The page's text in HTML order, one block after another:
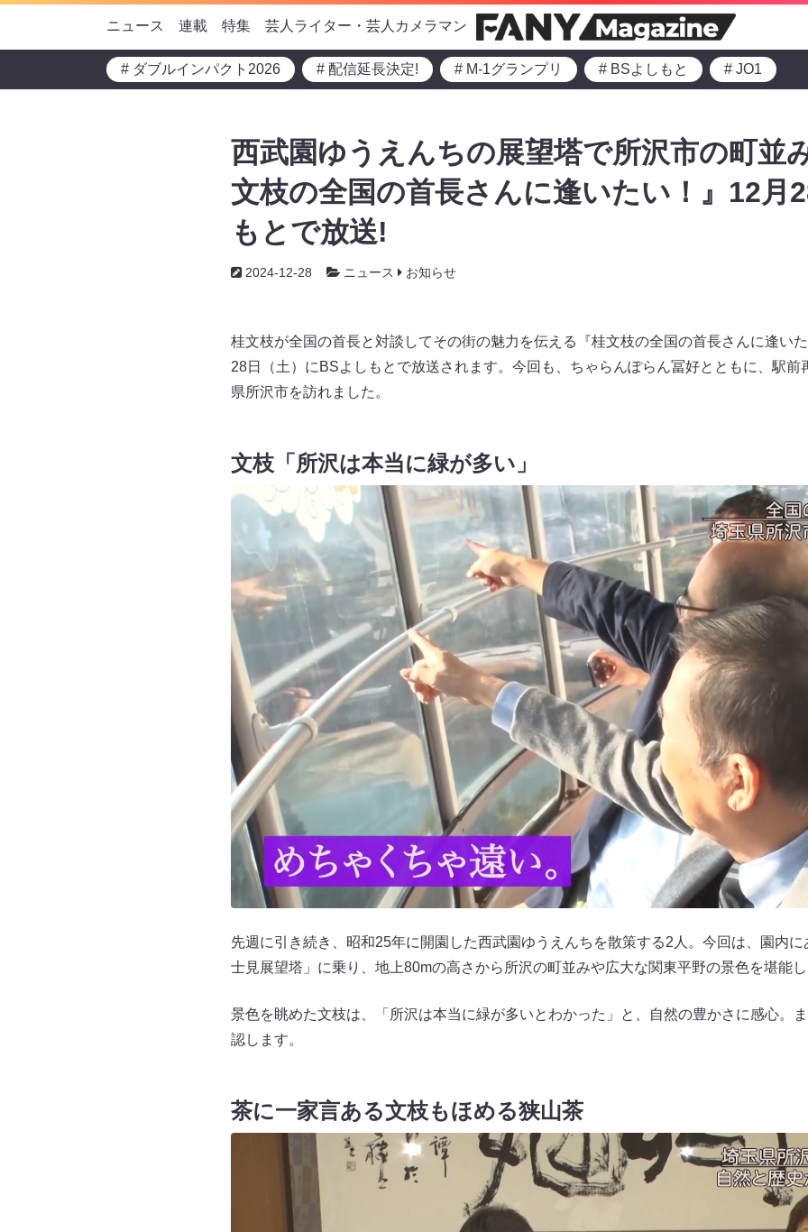
ニュース 連載 特集 芸人ライター・芸人カメラマン
# ダブルインパクト2026 # 配信延長決定! # M-1グランプリ # BSよしもと # JO1
西武園ゆうえんちの展望塔で所沢市の町並
文枝の全国の首長さんに逢いたい！』12月
もとで放送!
2024-12-28 ニュース お知らせ
桂文枝が全国の首長と対談してその街の魅力を伝える『桂文枝の全国の首長さんに逢い
28日（土）にBSよしもとで放送されます。今回も、ちゃらんぽらん冨好とともに、駅前
県所沢市を訪れました。
文枝「所沢は本当に緑が多い」
先週に引き続き、昭和25年に開園した西武園ゆうえんちを散策する2人。今回は、園内
士見展望塔」に乗り、地上80mの高さから所沢の町並みや広大な関東平野の景色を堪能
景色を眺めた文枝は、「所沢は本当に緑が多いとわかった」と、自然の豊かさに感心。
認します。
茶に一家言ある文枝もほめる狭山茶